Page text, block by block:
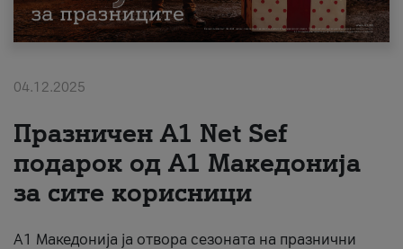
Поддршка
Надополни кредит
За нас
#ПодобарОнлајн
04.12.2025
Празничен A1 Net Sеf
подарок од А1 Македонија
за сите корисници
А1 Македонија ја отвора сезоната на празнични